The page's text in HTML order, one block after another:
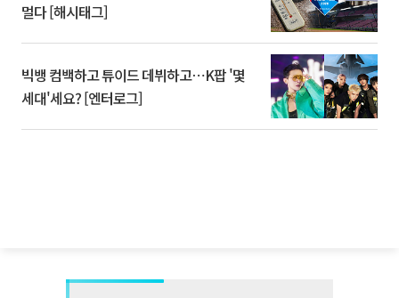
멀다 [해시태그]
빅뱅 컴백하고 튜이드 데뷔하고⋯K팝 '몇
세대'세요? [엔터로그]